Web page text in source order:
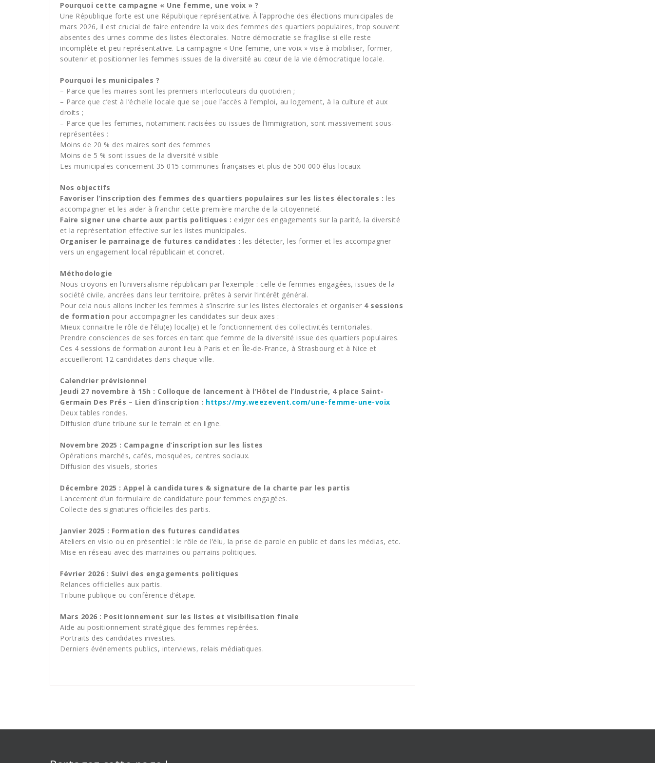
Pourquoi cette campagne « Une femme, une voix » ?
Une République forte est une République représentative. À l’approche des élections municipales de
mars 2026, il est crucial de faire entendre la voix des femmes des quartiers populaires, trop souvent
absentes des urnes comme des listes électorales. Notre démocratie se fragilise si elle reste
incomplète et peu représentative. La campagne « Une femme, une voix » vise à mobiliser, former,
soutenir et positionner les femmes issues de la diversité au cœur de la vie démocratique locale.
Pourquoi les municipales ?
– Parce que les maires sont les premiers interlocuteurs du quotidien ;
– Parce que c’est à l’échelle locale que se joue l’accès à l’emploi, au logement, à la culture et aux
droits ;
– Parce que les femmes, notamment racisées ou issues de l’immigration, sont massivement sous-
représentées :
Moins de 20 % des maires sont des femmes
Moins de 5 % sont issues de la diversité visible
Les municipales concernent 35 015 communes françaises et plus de 500 000 élus locaux.
Nos objectifs
Favoriser l’inscription des femmes des quartiers populaires sur les listes électorales : les
accompagner et les aider à franchir cette première marche de la citoyenneté.
Faire signer une charte aux partis politiques : exiger des engagements sur la parité, la diversité
et la représentation effective sur les listes municipales.
Organiser le parrainage de futures candidates : les détecter, les former et les accompagner
vers un engagement local républicain et concret.
Méthodologie
Nous croyons en l’universalisme républicain par l’exemple : celle de femmes engagées, issues de la
société civile, ancrées dans leur territoire, prêtes à servir l’intérêt général.
Pour cela nous allons inciter les femmes à s’inscrire sur les listes électorales et organiser 4 sessions
de formation pour accompagner les candidates sur deux axes :
Mieux connaitre le rôle de l’élu(e) local(e) et le fonctionnement des collectivités territoriales.
Prendre consciences de ses forces en tant que femme de la diversité issue des quartiers populaires.
Ces 4 sessions de formation auront lieu à Paris et en Île-de-France, à Strasbourg et à Nice et
accueilleront 12 candidates dans chaque ville.
Calendrier prévisionnel
Jeudi 27 novembre à 15h : Colloque de lancement à l’Hôtel de l’Industrie, 4 place Saint-
Germain Des Prés – Lien d’inscription : https://my.weezevent.com/une-femme-une-voix
Deux tables rondes.
Diffusion d’une tribune sur le terrain et en ligne.
Novembre 2025 : Campagne d’inscription sur les listes
Opérations marchés, cafés, mosquées, centres sociaux.
Diffusion des visuels, stories
Décembre 2025 : Appel à candidatures & signature de la charte par les partis
Lancement d’un formulaire de candidature pour femmes engagées.
Collecte des signatures officielles des partis.
Janvier 2025 : Formation des futures candidates
Ateliers en visio ou en présentiel : le rôle de l’élu, la prise de parole en public et dans les médias, etc.
Mise en réseau avec des marraines ou parrains politiques.
Février 2026 : Suivi des engagements politiques
Relances officielles aux partis.
Tribune publique ou conférence d’étape.
Mars 2026 : Positionnement sur les listes et visibilisation finale
Aide au positionnement stratégique des femmes repérées.
Portraits des candidates investies.
Derniers événements publics, interviews, relais médiatiques.